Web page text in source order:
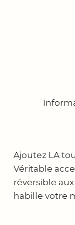
Ajoutez LA
Véritable
réversible
habille votre